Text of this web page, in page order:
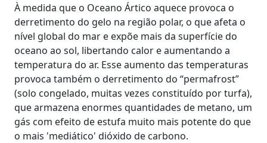
À medida que o Oceano Ártico aquece provoca o
derretimento do gelo na região polar, o que afeta o
nível global do mar e expõe mais da superfície do
oceano ao sol, libertando calor e aumentando a
temperatura do ar. Esse aumento das temperaturas
provoca também o derretimento do “permafrost”
(solo congelado, muitas vezes constituído por turfa),
que armazena enormes quantidades de metano, um
gás com efeito de estufa muito mais potente do que
o mais 'mediático' dióxido de carbono.